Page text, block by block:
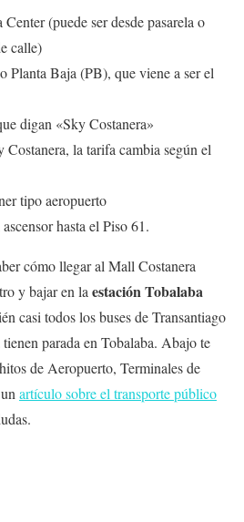
(puede ser desde pasarela o
calle)
Planta Baja (PB), que viene a ser el
digan «Sky Costanera»
la tarifa cambia según el
tipo aeropuerto
hasta el Piso 61.
cómo llegar al Mall Costanera
y bajar en laestación Tobalaba
casi todos los buses de Transantiago
parada en Tobalaba. Abajo te
de Aeropuerto, Terminales de
artículo sobre el transporte público